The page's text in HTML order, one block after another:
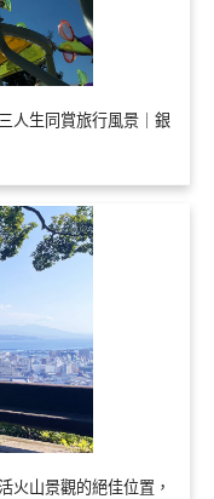
人生同賞旅行風景｜銀
火山景觀的絕佳位置，